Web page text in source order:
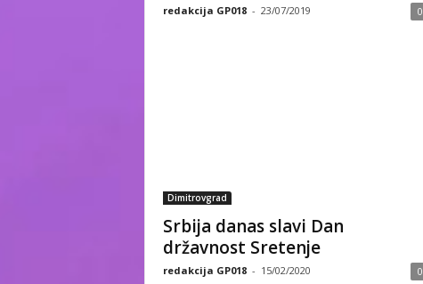
redakcija GP018 - 23/07/2019 0
Dimitrovgrad
Srbija danas slavi Dan
državnost Sretenje
redakcija GP018 - 15/02/2020 0